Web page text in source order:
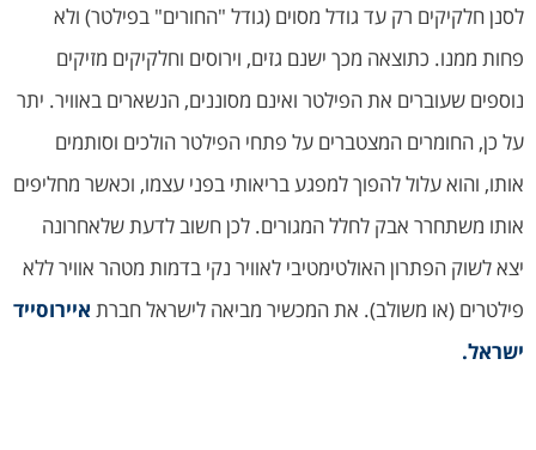
לסנן חלקיקים רק עד גודל מסוים (גודל "החורים" בפילטר) ולא
פחות ממנו. כתוצאה מכך ישנם גזים, וירוסים וחלקיקים מזיקים
נוספים שעוברים את הפילטר ואינם מסוננים, הנשארים באוויר. יתר
על כן, החומרים המצטברים על פתחי הפילטר הולכים וסותמים
אותו, והוא עלול להפוך למפגע בריאותי בפני עצמו, וכאשר מחליפים
אותו משתחרר אבק לחלל המגורים. לכן חשוב לדעת שלאחרונה
יצא לשוק הפתרון האולטימטיבי לאוויר נקי בדמות מטהר אוויר ללא
פילטרים (או משולב). את המכשיר מביאה לישראל חברת איירוסייד
ישראל.